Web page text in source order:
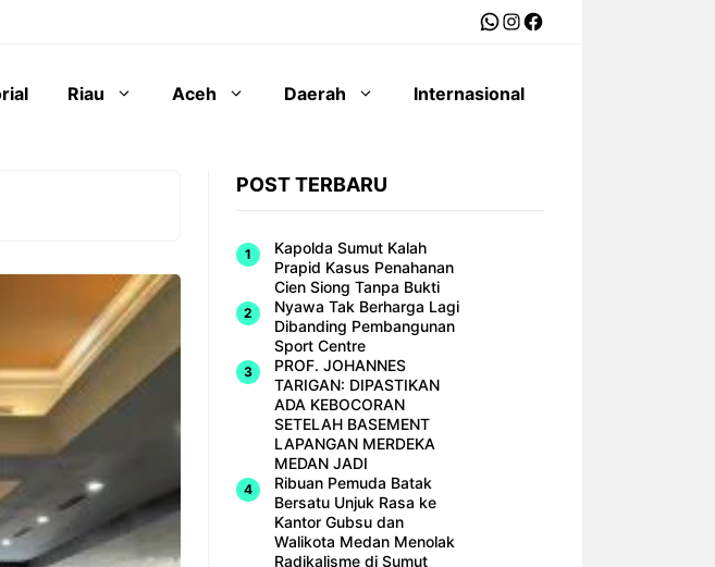
WhatsApp
Instagram
Facebook
Riau Aceh Daerah Internasional
POST TERBARU
Kapolda Sumut Kalah
Prapid Kasus Penahanan
Cien Siong Tanpa Bukti
Nyawa Tak Berharga Lagi
Dibanding Pembangunan
Sport Centre
PROF. JOHANNES
TARIGAN: DIPASTIKAN
ADA KEBOCORAN
SETELAH BASEMENT
LAPANGAN MERDEKA
MEDAN JADI
Ribuan Pemuda Batak
Bersatu Unjuk Rasa ke
Kantor Gubsu dan
Walikota Medan Menolak
Radikalisme di Sumut